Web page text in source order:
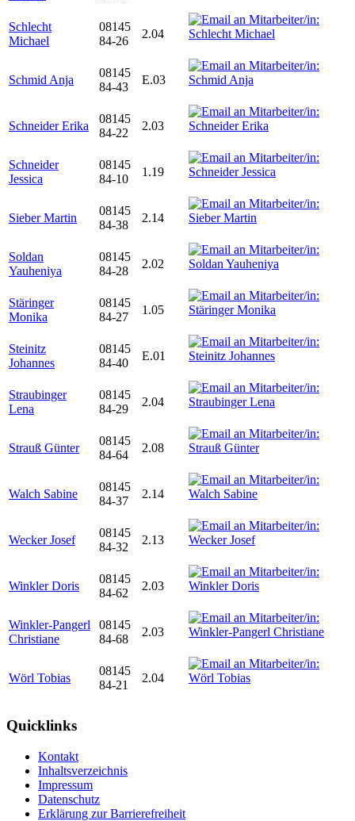
Schlecht
Michael
08145
84-26
2.04
Schmid Anja
08145
84-43
E.03
Schneider Erika
08145
84-22
2.03
Schneider
Jessica
08145
84-10
1.19
Sieber Martin
08145
84-38
2.14
Soldan
Yauheniya
08145
84-28
2.02
Stäringer
Monika
08145
84-27
1.05
Steinitz
Johannes
08145
84-40
E.01
Straubinger
Lena
08145
84-29
2.04
Strauß Günter
08145
84-64
2.08
Walch Sabine
08145
84-37
2.14
Wecker Josef
08145
84-32
2.13
Winkler Doris
08145
84-62
2.03
Winkler-Pangerl
Christiane
08145
84-68
2.03
Wörl Tobias
08145
84-21
2.04
Quicklinks
Kontakt
Inhaltsverzeichnis
Impressum
Datenschutz
Erklärung zur Barrierefreiheit